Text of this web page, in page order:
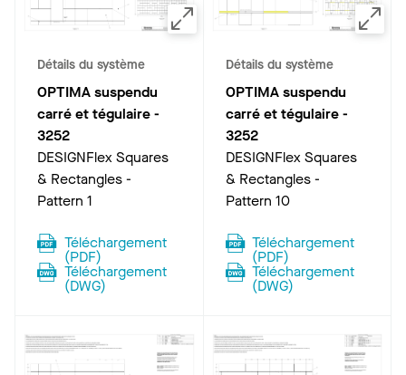
Détails du système
OPTIMA suspendu
carré et tégulaire-
3252
DESIGNFlex Squares
& Rectangles -
Pattern 1
Téléchargement
(PDF)
Téléchargement
(DWG)
Détails du système
OPTIMA suspendu
carré et tégulaire-
3252
DESIGNFlex Squares
& Rectangles -
Pattern 10
Téléchargement
(PDF)
Téléchargement
(DWG)